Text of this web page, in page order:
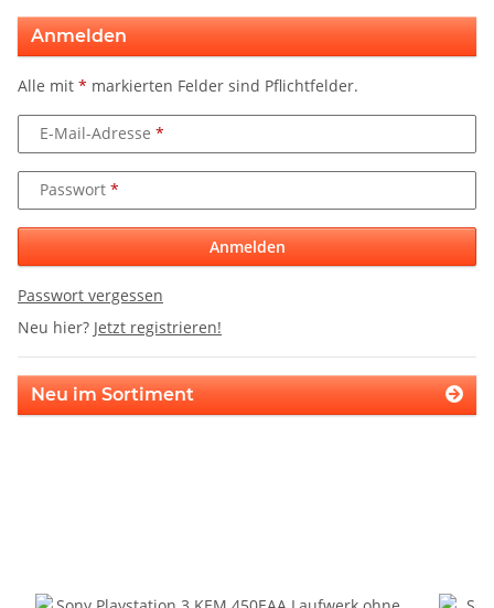
Anmelden
Alle mit * markierten Felder sind Pflichtfelder.
E-Mail-Adresse
Passwort
Anmelden
Passwort vergessen
Neu hier? Jetzt registrieren!
Neu im Sortiment